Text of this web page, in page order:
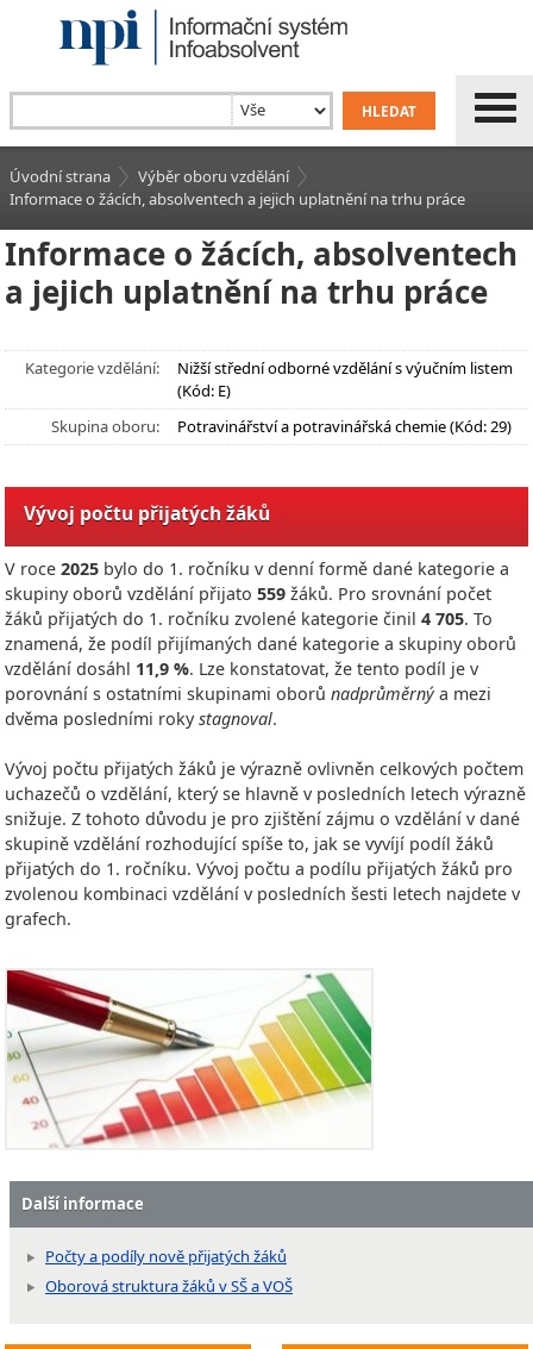
Úvodní strana
Výběr oboru vzdělání
Informace o žácích, absolventech a jejich uplatnění na trhu práce
Informace o žácích, absolventech
a jejich uplatnění na trhu práce
Kategorie vzdělání:
Nižší střední odborné vzdělání s výučním listem
(Kód: E)
Skupina oboru:
Potravinářství a potravinářská chemie (Kód: 29)
Vývoj počtu přijatých žáků
V roce 2025 bylo do 1. ročníku v denní formě dané kategorie a
skupiny oborů vzdělání přijato 559 žáků. Pro srovnání počet
žáků přijatých do 1. ročníku zvolené kategorie činil 4 705. To
znamená, že podíl přijímaných dané kategorie a skupiny oborů
vzdělání dosáhl 11,9 %. Lze konstatovat, že tento podíl je v
porovnání s ostatními skupinami oborů nadprůměrnýa mezi
dvěma posledními rokystagnoval.
Vývoj počtu přijatých žáků je výrazně ovlivněn celkových počtem
uchazečů o vzdělání, který se hlavně v posledních letech výrazně
snižuje. Z tohoto důvodu je pro zjištění zájmu o vzdělání v dané
skupině vzdělání rozhodující spíše to, jak se vyvíjí podíl žáků
přijatých do 1. ročníku. Vývoj počtu a podílu přijatých žáků pro
zvolenou kombinaci vzdělání v posledních šesti letech najdete v
grafech.
Další informace
Počty a podíly nově přijatých žáků
Oborová struktura žáků v SŠ a VOŠ